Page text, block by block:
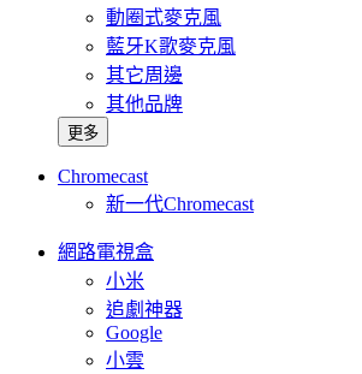
動圈式麥克風
藍牙K歌麥克風
其它周邊
其他品牌
更多
Chromecast
新一代Chromecast
網路電視盒
小米
追劇神器
Google
小雲